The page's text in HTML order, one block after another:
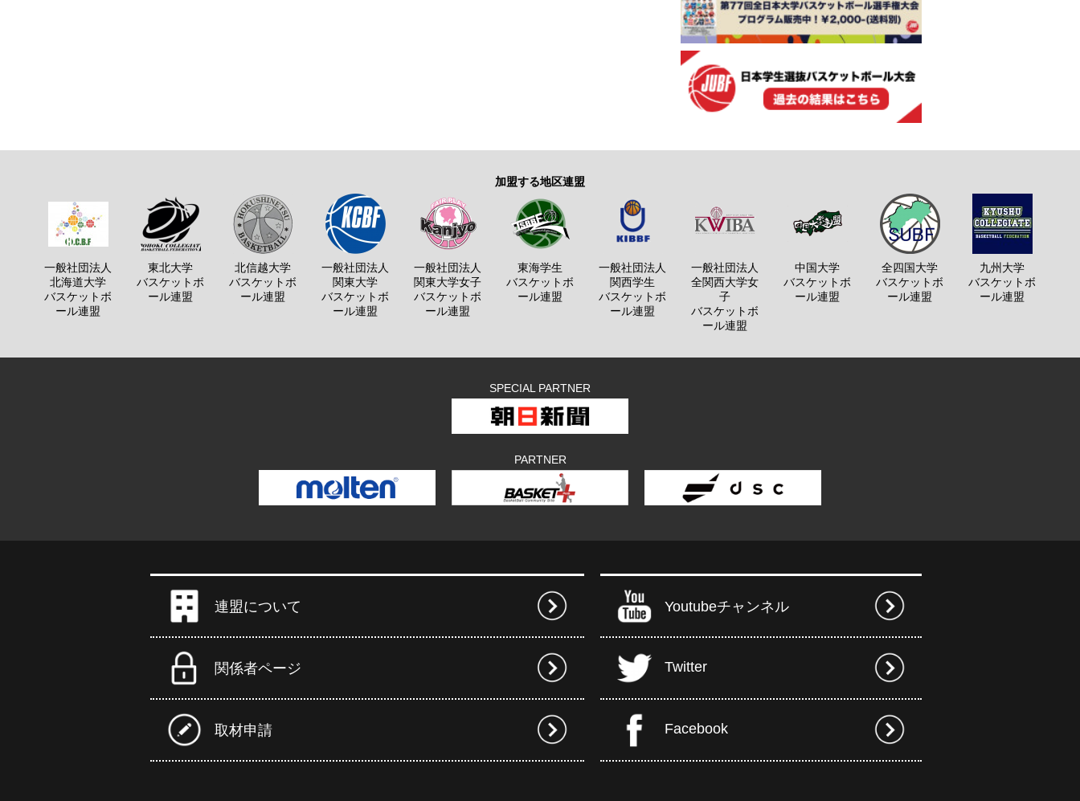
加盟する地区連盟
一般社団法人
北海道大学
バスケットボ
ール連盟
東北大学
バスケットボ
ール連盟
北信越大学
バスケットボ
ール連盟
一般社団法人
関東大学
バスケットボ
ール連盟
一般社団法人
関東大学女子
バスケットボ
ール連盟
東海学生
バスケットボ
ール連盟
一般社団法人
関西学生
バスケットボ
ール連盟
一般社団法人
全関西大学女
子
バスケットボ
ール連盟
中国大学
バスケットボ
ール連盟
全四国大学
バスケットボ
ール連盟
九州大学
バスケットボ
ール連盟
SPECIAL PARTNER
PARTNER
連盟について
関係者ページ
取材申請
Youtubeチャンネル
Twitter
Facebook